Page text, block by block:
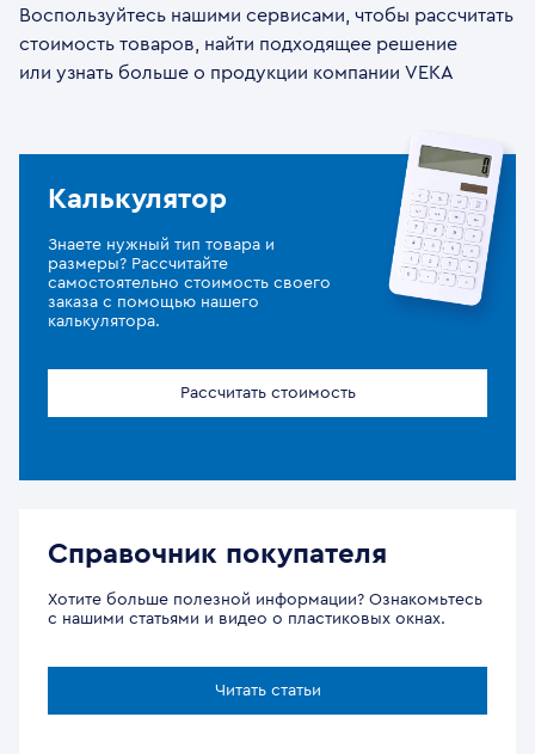
Воспользуйтесь нашими сервисами, чтобы рассчитать
стоимость товаров, найти подходящее решение
или узнать больше о продукции компании VEKA
Калькулятор
Знаете нужный тип товара и
размеры? Рассчитайте
самостоятельно стоимость своего
заказа с помощью нашего
калькулятора.
Рассчитать стоимость
Справочник покупателя
Хотите больше полезной информации? Ознакомьтесь
с нашими статьями и видео о пластиковых окнах.
Читать статьи